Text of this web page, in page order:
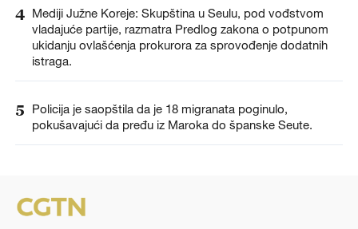
4 Mediji Južne Koreje: Skupština u Seulu, pod vođstvom
vladajuće partije, razmatra Predlog zakona o potpunom
ukidanju ovlašćenja prokurora za sprovođenje dodatnih
istraga.
5
Policija je saopštila da je 18 migranata poginulo,
pokušavajući da pređu iz Maroka do španske Seute.